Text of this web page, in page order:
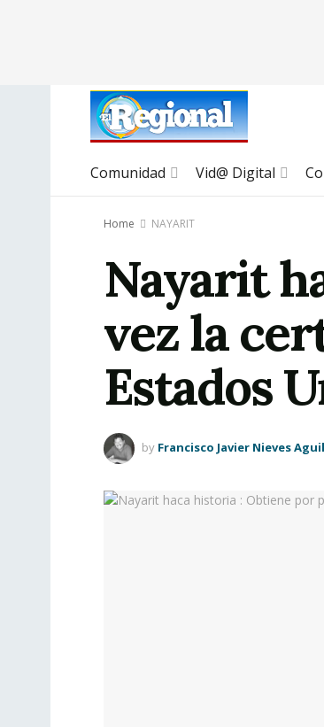
Comunidad Vid@ Digital
Home NAYARIT
Nayarit
vez la
Estados
by Francisco Javier Nieves